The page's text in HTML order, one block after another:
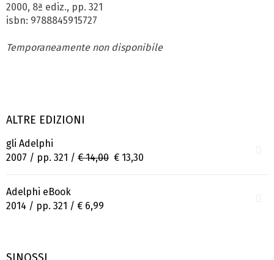
2000, 8ª ediz., pp. 321
isbn: 9788845915727
Temporaneamente non disponibile
ALTRE EDIZIONI
gli Adelphi
2007 / pp. 321 / € 14,00 € 13,30
Adelphi eBook
2014 / pp. 321 / € 6,99